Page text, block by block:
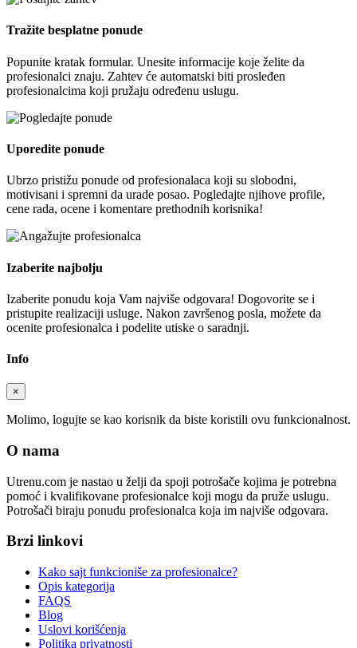
Tražite besplatne ponude
Popunite kratak formular. Unesite informacije koje želite da
profesionalci znaju. Zahtev će automatski biti prosleđen
profesionalcima koji pružaju određenu uslugu.
Uporedite ponude
Ubrzo pristižu ponude od profesionalaca koji su slobodni,
motivisani i spremni da urade posao. Pogledajte njihove profile,
cene rada, ocene i komentare prethodnih korisnika!
Izaberite najbolju
Izaberite ponudu koja Vam najviše odgovara! Dogovorite se i
pristupite realizaciji usluge. Nakon završenog posla, možete da
ocenite profesionalca i podelite utiske o saradnji.
Info
×
Molimo, logujte se kao korisnik da biste koristili ovu funkcionalnost.
O nama
Utrenu.com je nastao u želji da spoji potrošače kojima je potrebna
pomoć i kvalifikovane profesionalce koji mogu da pruže uslugu.
Potrošači biraju ponudu profesionalca koja im najviše odgovara.
Brzi linkovi
Kako sajt funkcioniše za profesionalce?
Opis kategorija
FAQS
Blog
Uslovi korišćenja
Politika privatnosti